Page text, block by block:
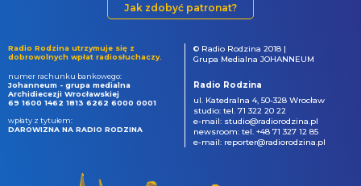
Jak zdobyć patronat?
Radio Rodzina utrzymuje się z
dobrowolnych wpłat radiosłuchaczy.
numer rachunku bankowego:
Johanneum - grupa medialna
Archidiecezji Wrocławskiej
69 1600 1462 1813 6262 6000 0001
wpłaty z tytułem:
DAROWIZNA NA RADIO RODZINA
© Radio Rodzina 2018 |
Grupa Medialna JOHANNEUM
Radio Rodzina
ul. Katedralna 4, 50-328 Wrocław
studio: tel. 71 322 20 22
e-mail: studio@radiorodzina.pl
newsroom: tel. +48 71 327 12 85
e-mail: reporter@radiorodzina.pl